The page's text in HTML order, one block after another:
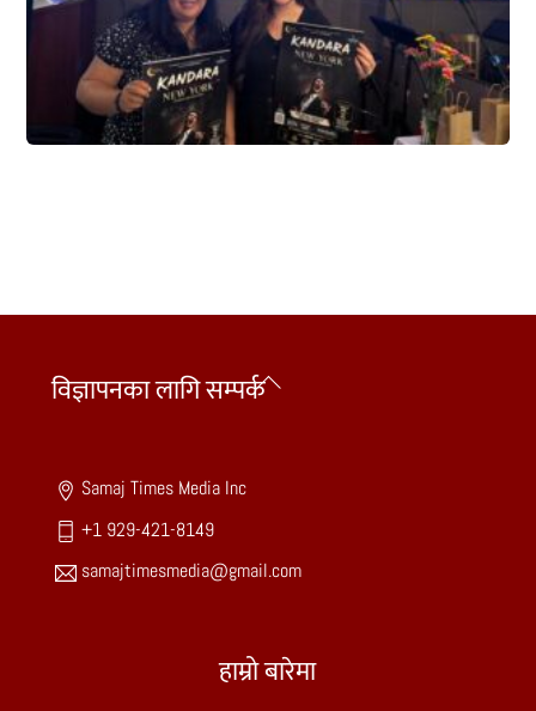
Back
विज्ञापनका लागि सम्पर्क
Samaj Times Media Inc
+1 929-421-8149
samajtimesmedia@gmail.com
हाम्रो बारेमा